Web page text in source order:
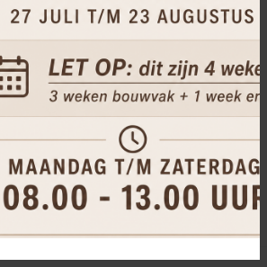
op bestrating zwart 9005